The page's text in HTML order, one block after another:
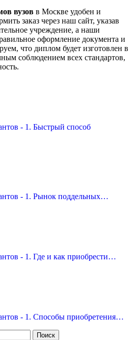
вузов в Москве удобен и
заказ через наш сайт, указав
учреждение, а наши
оформление документа и
что диплом будет изготовлен в
соблюдением всех стандартов,
- 1. Быстрый способ
- 1. Рынок поддельных…
- 1. Где и как приобрести…
- 1. Способы приобретения…